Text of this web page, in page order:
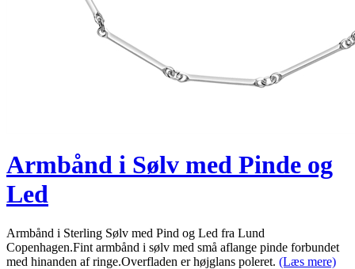
Armbånd i Sølv med Pinde og
Led
Armbånd i Sterling Sølv med Pind og Led fra Lund
Copenhagen.Fint armbånd i sølv med små aflange pinde forbundet
med hinanden af ringe.Overfladen er højglans poleret. (Læs mere)